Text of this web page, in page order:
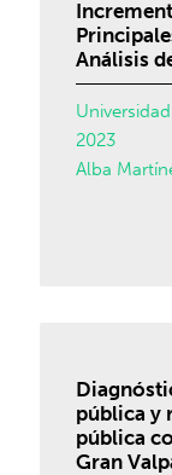
Análisis
2023
Alba
pública y
pública
Gran